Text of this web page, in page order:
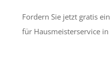
Fordern Sie jetzt gratis
für Hausmeisterservice